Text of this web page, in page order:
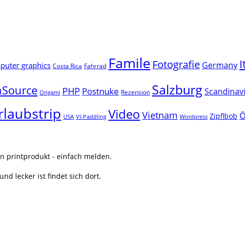
graphics Costa Rica Fahrrad Famile Fotografie Germany
Origami PHP Postnuke Rezension Salzburg
USA VI-Paddling Video Vietnam Wordpress Zipflbob
printprodukt - einfach melden.
lecker ist findet sich dort.